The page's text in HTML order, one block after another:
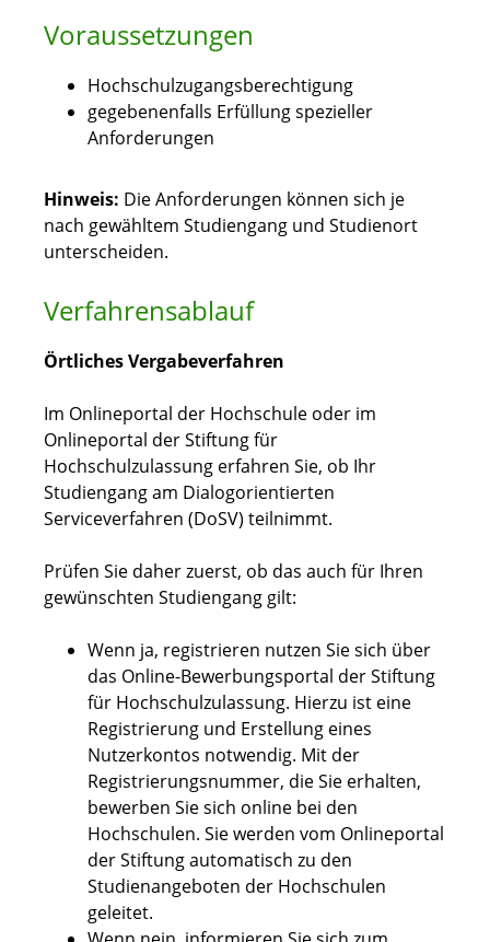
Voraussetzungen
Hochschulzugangsberechtigung
gegebenenfalls Erfüllung spezieller
Anforderungen
Hinweis: Die Anforderungen können sich je
nach gewähltem Studiengang und Studienort
unterscheiden.
Verfahrensablauf
Örtliches Vergabeverfahren
Im Onlineportal der Hochschule oder im
Onlineportal der Stiftung für
Hochschulzulassung erfahren Sie, ob Ihr
Studiengang am Dialogorientierten
Serviceverfahren (DoSV) teilnimmt.
Prüfen Sie daher zuerst, ob das auch für Ihren
gewünschten Studiengang gilt:
Wenn ja, registrieren nutzen Sie sich über
das Online-Bewerbungsportal der Stiftung
für Hochschulzulassung. Hierzu ist eine
Registrierung und Erstellung eines
Nutzerkontos notwendig. Mit der
Registrierungsnummer, die Sie erhalten,
bewerben Sie sich online bei den
Hochschulen. Sie werden vom Onlineportal
der Stiftung automatisch zu den
Studienangeboten der Hochschulen
geleitet.